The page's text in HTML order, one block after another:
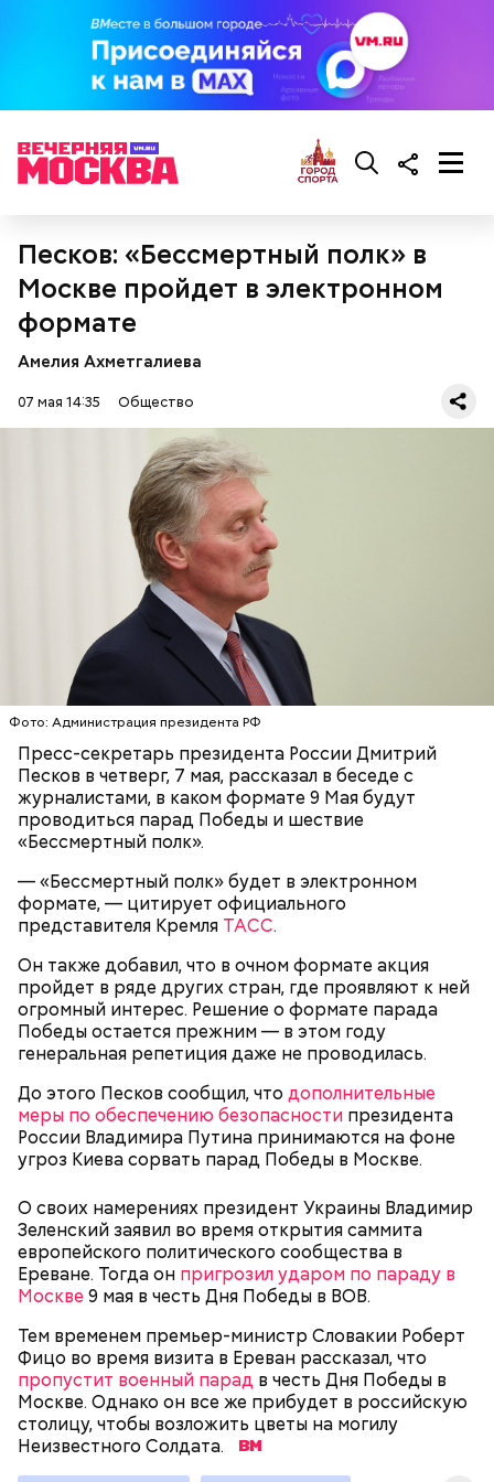
Песков: «Бессмертный полк» в
Москве пройдет в электронном
формате
Амелия Ахметгалиева
07 мая 14:35 Общество
Фото: Администрация президента РФ
Пресс-секретарь президента России Дмитрий
Песков в четверг, 7 мая, рассказал в беседе с
журналистами, в каком формате 9 Мая будут
проводиться парад Победы и шествие
«Бессмертный полк».
— «Бессмертный полк» будет в электронном
формате, — цитирует официального
представителя Кремля ТАСС.
Он также добавил, что в очном формате акция
пройдет в ряде других стран, где проявляют к ней
огромный интерес. Решение о формате парада
Победы остается прежним — в этом году
генеральная репетиция даже не проводилась.
До этого Песков сообщил, что дополнительные
меры по обеспечению безопасности президента
России Владимира Путина принимаются на фоне
угроз Киева сорвать парад Победы в Москве.
О своих намерениях президент Украины Владимир
Зеленский заявил во время открытия саммита
европейского политического сообщества в
Ереване. Тогда он пригрозил ударом по параду в
Москве 9 мая в честь Дня Победы в ВОВ.
Тем временем премьер-министр Словакии Роберт
Фицо во время визита в Ереван рассказал, что
пропустит военный парад в честь Дня Победы в
Москве. Однако он все же прибудет в российскую
столицу, чтобы возложить цветы на могилу
Неизвестного Солдата.
День воздушных поцелуев отмечается с 1983 года.
В некоторых молодежных заведениях европейских
Праздник любви
Праздник любви, или Ту бе-Ав, отмечается в
Израиле как местный аналог Дня святого
Валентина. Влюбленные в этот день делают друг
другу сюрпризы, дарят цветы и подарки,
чувствах. Праздник уходит корнями в далекое
прошлое — во времена существования еврейской
традиции, когда девушки надевали белые платья и
водили хороводы в виноградниках, а юноши
искали себе невест.